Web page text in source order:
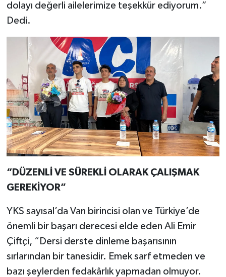
dolayı değerli ailelerimize teşekkür ediyorum.”
Dedi.
“DÜZENLİ VE SÜREKLİ OLARAK ÇALIŞMAK
GEREKİYOR”
YKS sayısal’da Van birincisi olan ve Türkiye’de
önemli bir başarı derecesi elde eden Ali Emir
Çiftçi, “Dersi derste dinleme başarısının
sırlarından bir tanesidir. Emek sarf etmeden ve
bazı şeylerden fedakârlık yapmadan olmuyor.